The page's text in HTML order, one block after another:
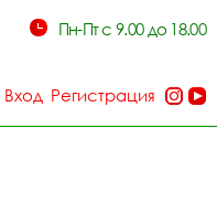
Пн-Пт с 9.00 до 18.00
Вход Регистрация